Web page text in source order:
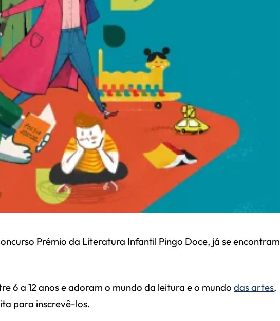
Prémio da Literatura Infantil Pingo Doce, já se encontram
6 a 12 anos e adoram o mundo da leitura e o mundo das artes,
para inscrevê-los.